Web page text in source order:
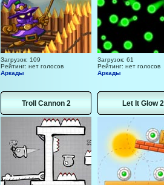
Загрузок: 109
Рейтинг: нет голосов
Аркады
Загрузок: 61
Рейтинг: нет голосов
Аркады
Troll Cannon 2 Let It Glow 2